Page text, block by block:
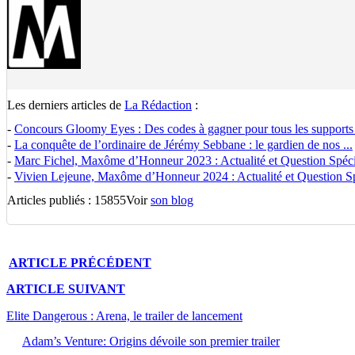
Les derniers articles de La Rédaction :
- Concours Gloomy Eyes : Des codes à gagner pour tous les
- La conquête de l’ordinaire de Jérémy Sebbane : le gardien de nos ...
- Marc Fichel, Maxôme d’Honneur 2023 : Actualité et Question
- Vivien Lejeune, Maxôme d’Honneur 2024 : Actualité et Question
Articles publiés : 15855Voirson blog
ARTICLE PRÉCÉDENT
ARTICLE SUIVANT
Elite Dangerous : Arena, le trailer de lancement
Adam’s Venture: Origins dévoile son premier trailer